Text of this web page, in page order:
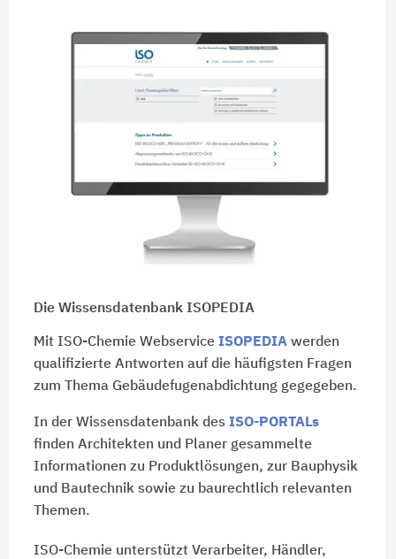
Die Wissensdatenbank ISOPEDIA
Mit ISO-Chemie Webservice ISOPEDIAwerden
qualifizierte Antworten auf die häufigsten Fragen
zum Thema Gebäudefugenabdichtung gegegeben.
In der Wissensdatenbank des ISO-PORTALs
finden Architekten und Planer gesammelte
Informationen zu Produktlösungen, zur Bauphysik
und Bautechnik sowie zu baurechtlich relevanten
Themen.
ISO-Chemie unterstützt Verarbeiter, Händler,